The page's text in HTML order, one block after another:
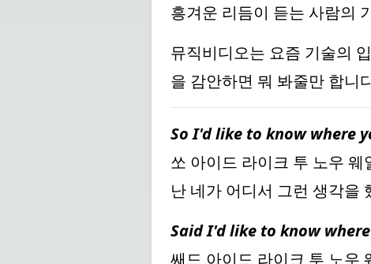
흥겨운 리듬이 듣는 사람의
뮤직비디오는 요즘 기술의
을 감안하면 뭐 봐줄만 합니
So I'd like to know where
쏘 아이드 라이크 투 노우 웨
난 네가 어디서 그런 생각을
Said I'd like to know
쌔드 아이드 라이크 투 노우